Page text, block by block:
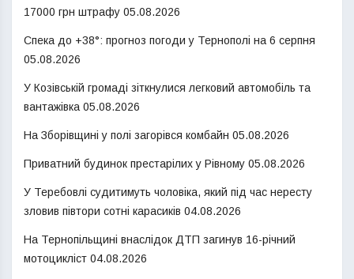
17000 грн штрафу 05.08.2026
Спека до +38°: прогноз погоди у Тернополі на 6 серпня
05.08.2026
У Козівській громаді зіткнулися легковий автомобіль та
вантажівка 05.08.2026
На Зборівщині у полі загорівся комбайн 05.08.2026
Приватний будинок престарілих у Рівному 05.08.2026
У Теребовлі судитимуть чоловіка, який під час нересту
зловив півтори сотні карасиків 04.08.2026
На Тернопільщині внаслідок ДТП загинув 16-річний
мотоцикліст 04.08.2026